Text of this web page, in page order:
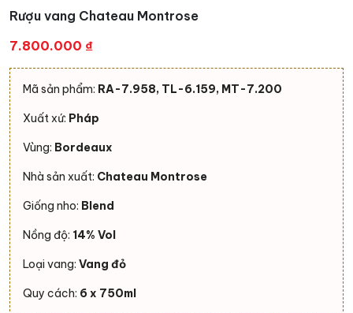
Rượu vang Chateau Montrose
7.800.000 ₫
Mã sản phẩm: RA-7.958, TL-6.159, MT-7.200
Xuất xứ: Pháp
Vùng: Bordeaux
Nhà sản xuất: Chateau Montrose
Giống nho: Blend
Nồng độ: 14% Vol
Loại vang: Vang đỏ
Quy cách: 6 x 750ml